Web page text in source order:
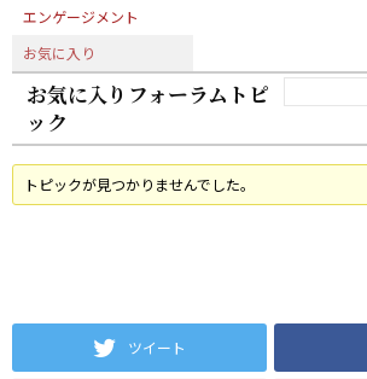
エンゲージメント
お気に入り
お気に入りフォーラムトピ
ック
トピックが見つかりませんでした。
ツイート